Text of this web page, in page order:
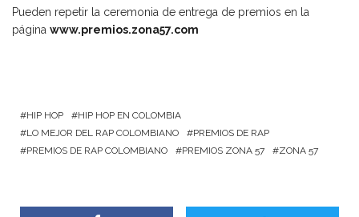
Pueden repetir la ceremonia de entrega de premios en la
página www.premios.zona57.com
HIP HOP
HIP HOP EN COLOMBIA
LO MEJOR DEL RAP COLOMBIANO
PREMIOS DE RAP
PREMIOS DE RAP COLOMBIANO
PREMIOS ZONA 57 ZONA 57